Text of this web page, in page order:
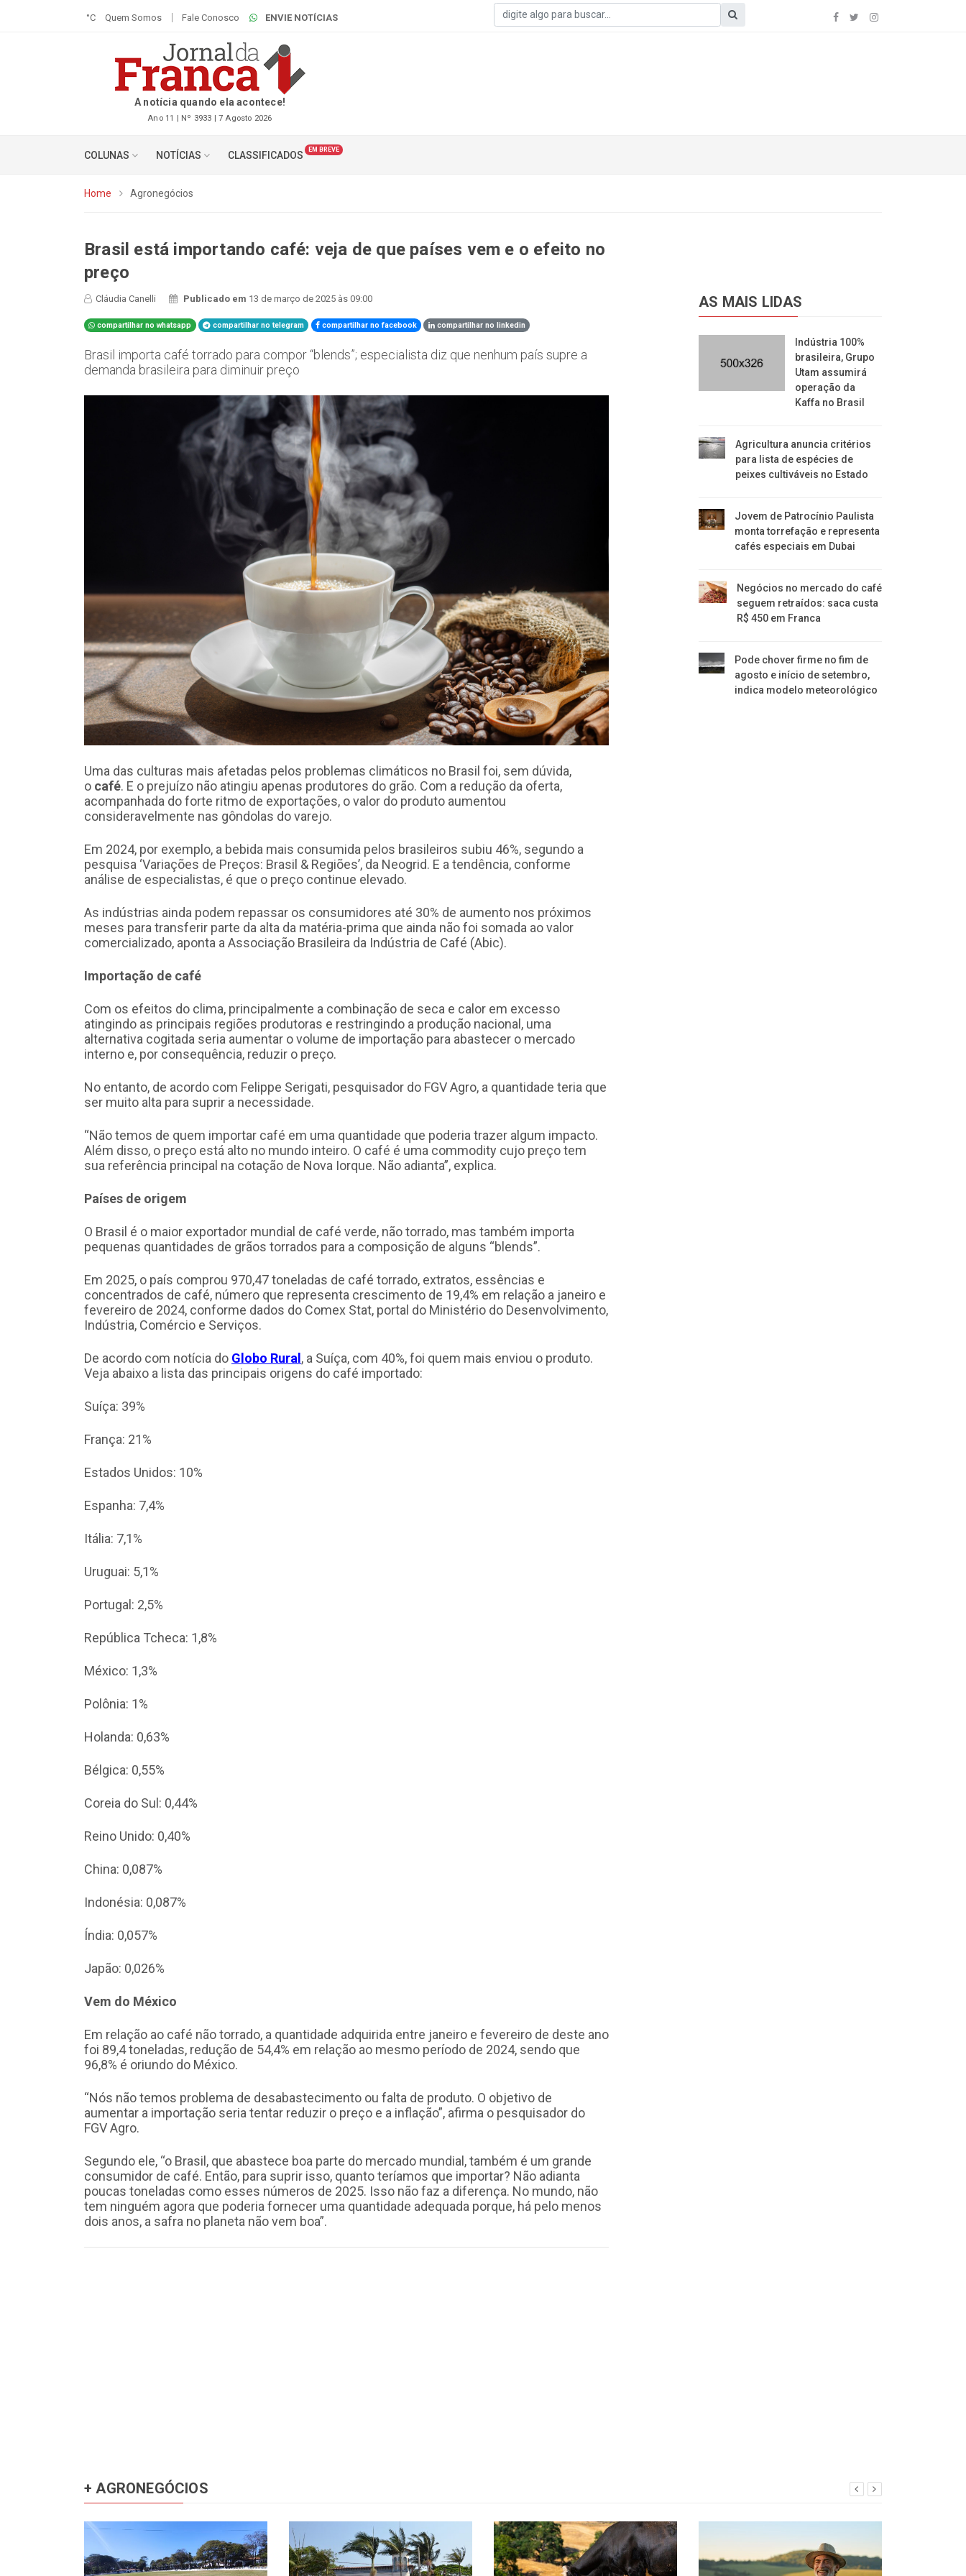
°C Quem Somos Fale Conosco ENVIE NOTÍCIAS
A notícia quando ela acontece!
Ano 11 | Nº 3933 | 7 Agosto 2026
COLUNAS NOTÍCIAS CLASSIFICADOS EM BREVE
Home Agronegócios
Brasil está importando café: veja de que países vem e o efeito no
preço
Cláudia Canelli Publicado em 13 de março de 2025 às 09:00
compartilhar no whatsapp compartilhar no telegram compartilhar no facebook compartilhar no linkedin
Brasil importa café torrado para compor “blends”; especialista diz que nenhum país supre a
demanda brasileira para diminuir preço
Uma das culturas mais afetadas pelos problemas climáticos no Brasil foi, sem dúvida,
o café. E o prejuízo não atingiu apenas produtores do grão. Com a redução da oferta,
acompanhada do forte ritmo de exportações, o valor do produto aumentou
consideravelmente nas gôndolas do varejo.
Em 2024, por exemplo, a bebida mais consumida pelos brasileiros subiu 46%, segundo a
pesquisa ‘Variações de Preços: Brasil & Regiões’, da Neogrid. E a tendência, conforme
análise de especialistas, é que o preço continue elevado.
As indústrias ainda podem repassar os consumidores até 30% de aumento nos próximos
meses para transferir parte da alta da matéria-prima que ainda não foi somada ao valor
comercializado, aponta a Associação Brasileira da Indústria de Café (Abic).
Importação de café
Com os efeitos do clima, principalmente a combinação de seca e calor em excesso
atingindo as principais regiões produtoras e restringindo a produção nacional, uma
alternativa cogitada seria aumentar o volume de importação para abastecer o mercado
interno e, por consequência, reduzir o preço.
No entanto, de acordo com Felippe Serigati, pesquisador do FGV Agro, a quantidade teria que
ser muito alta para suprir a necessidade.
“Não temos de quem importar café em uma quantidade que poderia trazer algum impacto.
Além disso, o preço está alto no mundo inteiro. O café é uma commodity cujo preço tem
sua referência principal na cotação de Nova Iorque. Não adianta”, explica.
Países de origem
O Brasil é o maior exportador mundial de café verde, não torrado, mas também importa
pequenas quantidades de grãos torrados para a composição de alguns “blends”.
Em 2025, o país comprou 970,47 toneladas de café torrado, extratos, essências e
concentrados de café, número que representa crescimento de 19,4% em relação a janeiro e
fevereiro de 2024, conforme dados do Comex Stat, portal do Ministério do Desenvolvimento,
Indústria, Comércio e Serviços.
De acordo com notícia do Globo Rural , a Suíça, com 40%, foi quem mais enviou o produto.
Veja abaixo a lista das principais origens do café importado:
Suíça: 39%
França: 21%
Estados Unidos: 10%
Espanha: 7,4%
Itália: 7,1%
Uruguai: 5,1%
Portugal: 2,5%
República Tcheca: 1,8%
México: 1,3%
Polônia: 1%
Holanda: 0,63%
Bélgica: 0,55%
Coreia do Sul: 0,44%
Reino Unido: 0,40%
China: 0,087%
Indonésia: 0,087%
Índia: 0,057%
Japão: 0,026%
Vem do México
Em relação ao café não torrado, a quantidade adquirida entre janeiro e fevereiro de deste ano
foi 89,4 toneladas, redução de 54,4% em relação ao mesmo período de 2024, sendo que
96,8% é oriundo do México.
“Nós não temos problema de desabastecimento ou falta de produto. O objetivo de
aumentar a importação seria tentar reduzir o preço e a inflação”, afirma o pesquisador do
FGV Agro.
Segundo ele, “o Brasil, que abastece boa parte do mercado mundial, também é um grande
consumidor de café. Então, para suprir isso, quanto teríamos que importar? Não adianta
poucas toneladas como esses números de 2025. Isso não faz a diferença. No mundo, não
tem ninguém agora que poderia fornecer uma quantidade adequada porque, há pelo menos
dois anos, a safra no planeta não vem boa”.
AS MAIS LIDAS
Indústria 100%
brasileira, Grupo
Utam assumirá
operação da
Kaffa no Brasil
Agricultura anuncia critérios
para lista de espécies de
peixes cultiváveis no Estado
Jovem de Patrocínio Paulista
monta torrefação e representa
cafés especiais em Dubai
Negócios no mercado do café
seguem retraídos: saca custa
R$ 450 em Franca
Pode chover firme no fim de
agosto e início de setembro,
indica modelo meteorológico
+ AGRONEGÓCIOS